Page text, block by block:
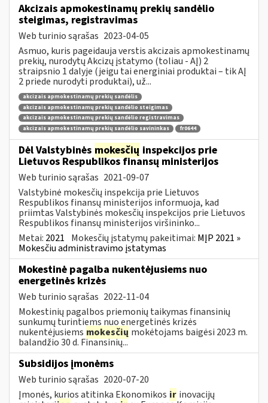
Akcizais apmokestinamų prekių sandėlio
steigimas, registravimas
Web turinio sąrašas 2023-04-05
Asmuo, kuris pageidauja verstis akcizais apmokestinamų
prekių, nurodytų Akcizų įstatymo (toliau - AĮ) 2
straipsnio 1 dalyje (jeigu tai energiniai produktai – tik AĮ
2 priede nurodyti produktai), už...
akcizais apmokestinamų prekių sandėlis
akcizais apmokestinamų prekių sandėlio steigimas
akcizais apmokestinamų prekių sandėlio registravimas
akcizais apmokestinamų prekių sandėlio savininkas
fr0644
Dėl Valstybinės mokesčių inspekcijos prie
Lietuvos Respublikos finansų ministerijos
Web turinio sąrašas 2021-09-07
Valstybinė mokesčių inspekcija prie Lietuvos
Respublikos finansų ministerijos informuoja, kad
priimtas Valstybinės mokesčių inspekcijos prie Lietuvos
Respublikos finansų ministerijos viršininko...
Metai: 2021 Mokesčių įstatymų pakeitimai: MĮP 2021 »
Mokesčiu administravimo įstatymas
Mokestinė pagalba nukentėjusiems nuo
energetinės krizės
Web turinio sąrašas 2022-11-04
Mokestinių pagalbos priemonių taikymas finansinių
sunkumų turintiems nuo energetinės krizės
nukentėjusiems mokesčių mokėtojams baigėsi 2023 m.
balandžio 30 d. Finansinių...
Subsidijos įmonėms
Web turinio sąrašas 2020-07-20
Įmonės, kurios atitinka Ekonomikos ir inovacijų